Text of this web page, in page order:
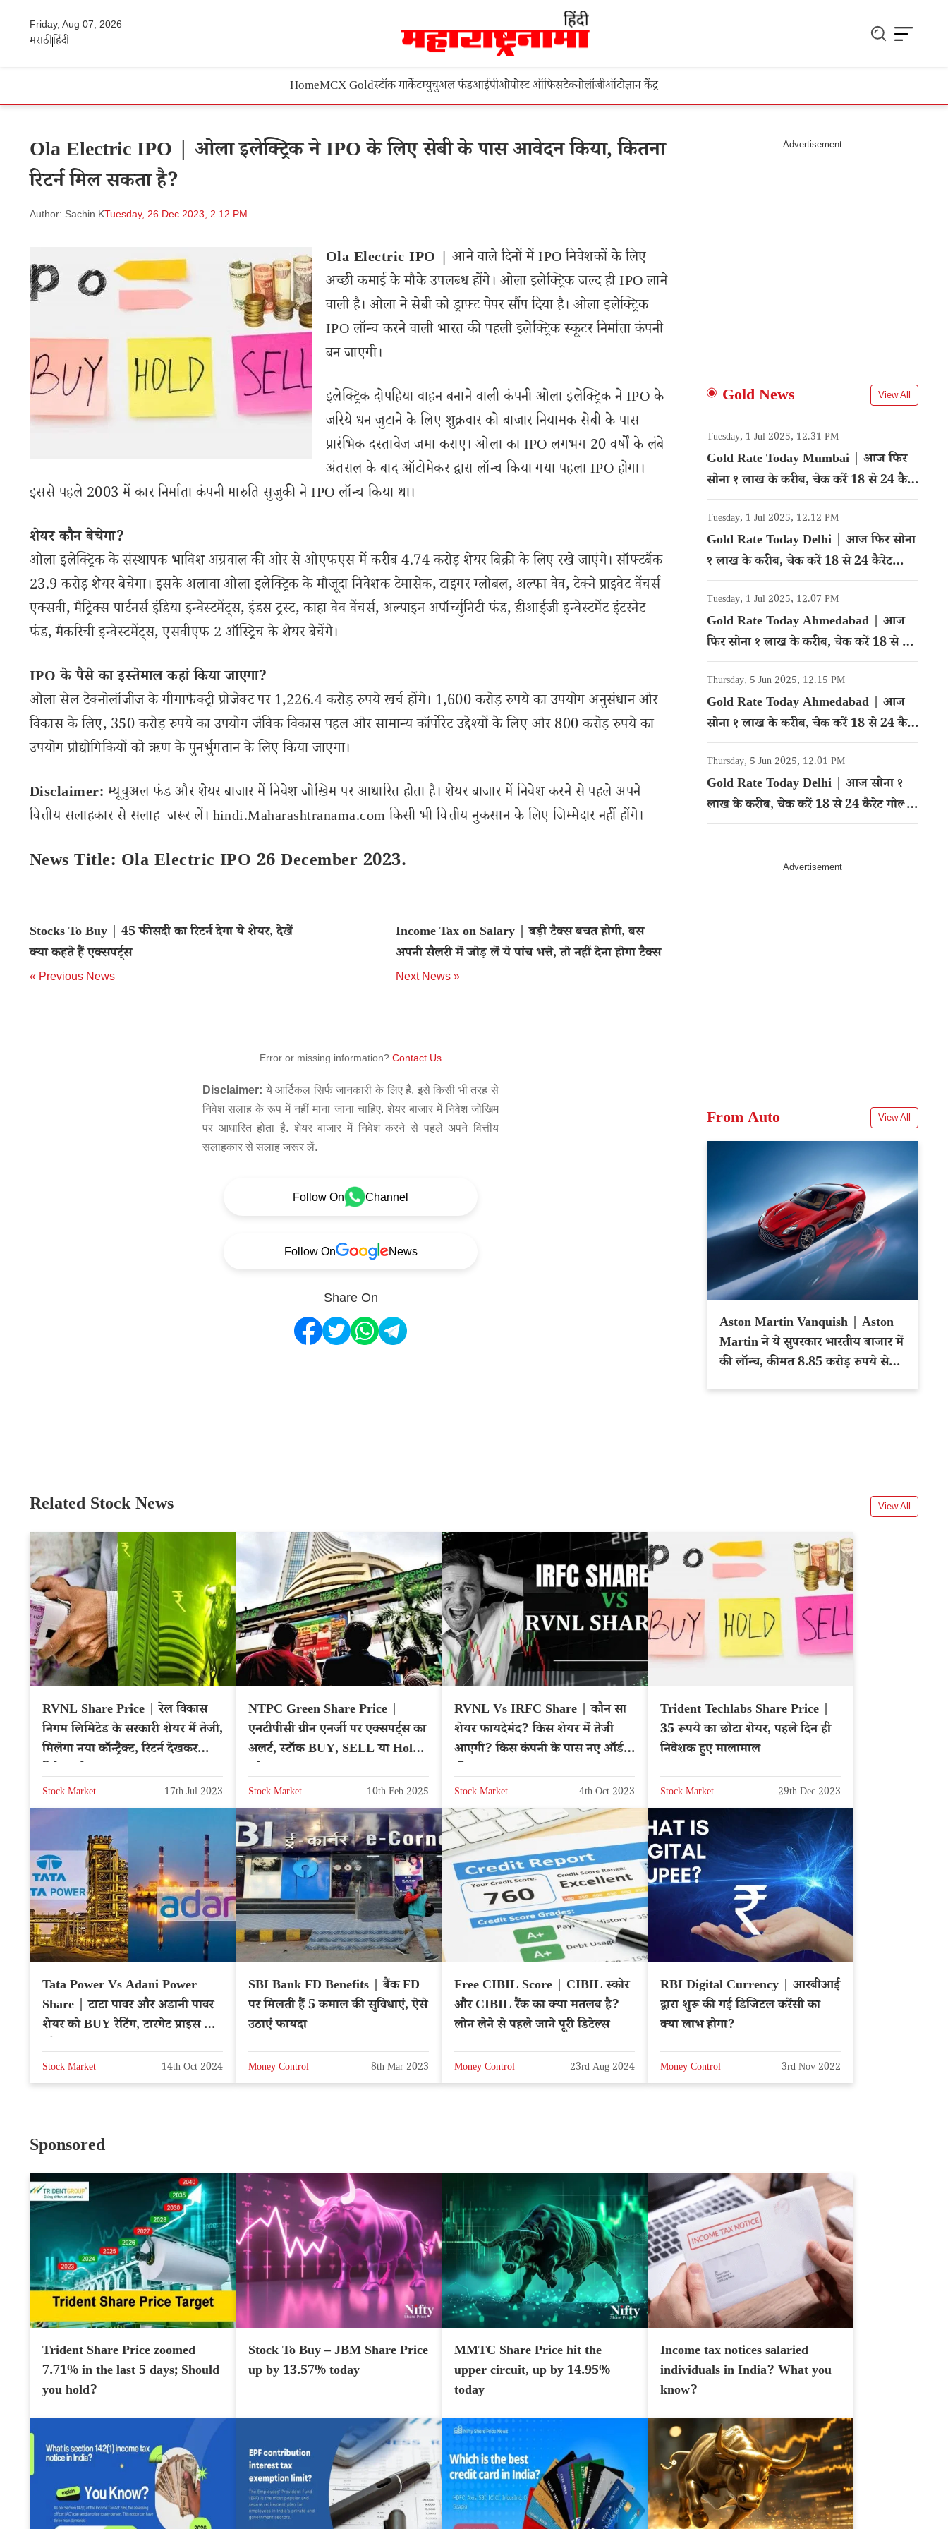
Friday, Aug 07, 2026
मराठीहिंदी
HomeMCX Goldस्टॉक मार्केटम्युचुअल फंडआईपीओपोस्ट ऑफिसटेक्नोलॉजीऑटोज्ञान केंद्र
Ola Electric IPO | ओला इलेक्ट्रिक ने IPO के लिए सेबी के पास आवेदन किया, कितना
रिटर्न मिल सकता है?
Author: Sachin KTuesday, 26 Dec 2023, 2.12 PM
Ola Electric IPO | आने वाले दिनों में IPO निवेशकों के लिए
अच्छी कमाई के मौके उपलब्ध होंगे। ओला इलेक्ट्रिक जल्द ही IPO लाने
वाली है। ओला ने सेबी को ड्राफ्ट पेपर सौंप दिया है। ओला इलेक्ट्रिक
IPO लॉन्च करने वाली भारत की पहली इलेक्ट्रिक स्कूटर निर्माता कंपनी
बन जाएगी।
इलेक्ट्रिक दोपहिया वाहन बनाने वाली कंपनी ओला इलेक्ट्रिक ने IPO के
जरिये धन जुटाने के लिए शुक्रवार को बाजार नियामक सेबी के पास
प्रारंभिक दस्तावेज जमा कराए। ओला का IPO लगभग 20 वर्षों के लंबे
अंतराल के बाद ऑटोमेकर द्वारा लॉन्च किया गया पहला IPO होगा।
इससे पहले 2003 में कार निर्माता कंपनी मारुति सुजुकी ने IPO लॉन्च किया था।
शेयर कौन बेचेगा?
ओला इलेक्ट्रिक के संस्थापक भाविश अग्रवाल की ओर से ओएफएस में करीब 4.74 करोड़ शेयर बिक्री के लिए रखे जाएंगे। सॉफ्टबैंक
23.9 करोड़ शेयर बेचेगा। इसके अलावा ओला इलेक्ट्रिक के मौजूदा निवेशक टेमासेक, टाइगर ग्लोबल, अल्फा वेव, टेक्ने प्राइवेट वेंचर्स
एक्सवी, मैट्रिक्स पार्टनर्स इंडिया इन्वेस्टमेंट्स, इंडस ट्रस्ट, काहा वेव वेंचर्स, अल्पाइन अपॉर्च्युनिटी फंड, डीआईजी इन्वेस्टमेंट इंटरनेट
फंड, मैकरिची इन्वेस्टमेंट्स, एसवीएफ 2 ऑस्ट्रिच के शेयर बेचेंगे।
IPO के पैसे का इस्तेमाल कहां किया जाएगा?
ओला सेल टेक्नोलॉजीज के गीगाफैक्ट्री प्रोजेक्ट पर 1,226.4 करोड़ रुपये खर्च होंगे। 1,600 करोड़ रुपये का उपयोग अनुसंधान और
विकास के लिए, 350 करोड़ रुपये का उपयोग जैविक विकास पहल और सामान्य कॉर्पोरेट उद्देश्यों के लिए और 800 करोड़ रुपये का
उपयोग प्रौद्योगिकियों को ऋण के पुनर्भुगतान के लिए किया जाएगा।
Disclaimer:म्यूचुअल फंड और शेयर बाजार में निवेश जोखिम पर आधारित होता है। शेयर बाजार में निवेश करने से पहले अपने
वित्तीय सलाहकार से सलाह जरूर लें। hindi.Maharashtranama.com किसी भी वित्तीय नुकसान के लिए जिम्मेदार नहीं होंगे।
News Title: Ola Electric IPO 26 December 2023.
Stocks To Buy | 45 फीसदी का रिटर्न देगा ये शेयर, देखें
क्या कहते हैं एक्सपर्ट्स
« Previous News
Income Tax on Salary | बड़ी टैक्स बचत होगी, बस
अपनी सैलरी में जोड़ लें ये पांच भत्ते, तो नहीं देना होगा टैक्स
Next News »
Error or missing information? Contact Us
Disclaimer: ये आर्टिकल सिर्फ जानकारी के लिए है. इसे किसी भी तरह से
निवेश सलाह के रूप में नहीं माना जाना चाहिए. शेयर बाजार में निवेश जोखिम
पर आधारित होता है. शेयर बाजार में निवेश करने से पहले अपने वित्तीय
सलाहकार से सलाह जरूर लें.
Follow On Channel
Follow On News
Share On
Gold News View All
Tuesday, 1 Jul 2025, 12.31 PM
Gold Rate Today Mumbai | आज फिर
सोना १ लाख के करीब, चेक करें 18 से 24 कैरेट
गोल्ड का रेट
Tuesday, 1 Jul 2025, 12.12 PM
Gold Rate Today Delhi | आज फिर सोना
१ लाख के करीब, चेक करें 18 से 24 कैरेट
गोल्ड का रेट
Tuesday, 1 Jul 2025, 12.07 PM
Gold Rate Today Ahmedabad | आज
फिर सोना १ लाख के करीब, चेक करें 18 से 24
कैरेट गोल्ड का रेट
Thursday, 5 Jun 2025, 12.15 PM
Gold Rate Today Ahmedabad | आज
सोना १ लाख के करीब, चेक करें 18 से 24 कैरेट
गोल्ड का रेट
Thursday, 5 Jun 2025, 12.01 PM
Gold Rate Today Delhi | आज सोना १
लाख के करीब, चेक करें 18 से 24 कैरेट गोल्ड
का रेट
From Auto View All
Aston Martin Vanquish | Aston
Martin ने ये सुपरकार भारतीय बाजार में
की लॉन्च, कीमत 8.85 करोड़ रुपये से
Related Stock News View All
RVNL Share Price | रेल विकास
निगम लिमिटेड के सरकारी शेयर में तेजी,
मिलेगा नया कॉन्ट्रैक्ट, रिटर्न देखकर
Stock Market 17th Jul 2023
NTPC Green Share Price |
एनटीपीसी ग्रीन एनर्जी पर एक्सपर्ट्स का
अलर्ट, स्टॉक BUY, SELL या Hold
Stock Market 10th Feb 2025
RVNL Vs IRFC Share | कौन सा
शेयर फायदेमंद? किस शेयर में तेजी
आएगी? किस कंपनी के पास नए ऑर्डरों
Stock Market 4th Oct 2023
Trident Techlabs Share Price |
35 रूपये का छोटा शेयर, पहले दिन ही
निवेशक हुए मालामाल
Stock Market 29th Dec 2023
Tata Power Vs Adani Power
Share | टाटा पावर और अडानी पावर
शेयर को BUY रेटिंग, टारगेट प्राइस नोट
Stock Market 14th Oct 2024
SBI Bank FD Benefits | बैंक FD
पर मिलती हैं 5 कमाल की सुविधाएं, ऐसे
उठाएं फायदा
Money Control 8th Mar 2023
Free CIBIL Score | CIBIL स्कोर
और CIBIL रैंक का क्या मतलब है?
लोन लेने से पहले जाने पूरी डिटेल्स
Money Control 23rd Aug 2024
RBI Digital Currency | आरबीआई
द्वारा शुरू की गई डिजिटल करेंसी का
क्या लाभ होगा?
Money Control 3rd Nov 2022
Sponsored
Trident Share Price zoomed
7.71% in the last 5 days; Should
you hold?
Stock To Buy – JBM Share Price
up by 13.57% today
MMTC Share Price hit the
upper circuit, up by 14.95%
today
Income tax notices salaried
individuals in India? What you
know?